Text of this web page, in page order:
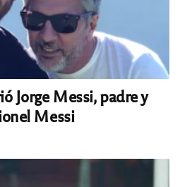
Jorge Messi, padre y
Messi